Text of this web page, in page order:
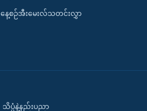
နေ့စဉ်အီးမေးလ်သတင်းလွှာ
သိပ္ပံနဲ့နည်းပညာ